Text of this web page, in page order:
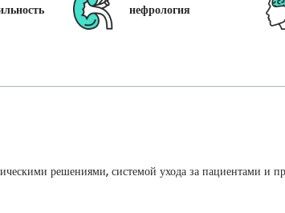
нефрология
решениями, системой ухода за пациентами и